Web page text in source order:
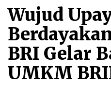
Wujud
BRI Gelar
UMKM